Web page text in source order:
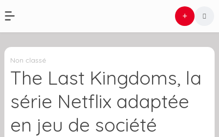
Non classé
The Last Kingdoms, la
série Netflix adaptée
en jeu de société